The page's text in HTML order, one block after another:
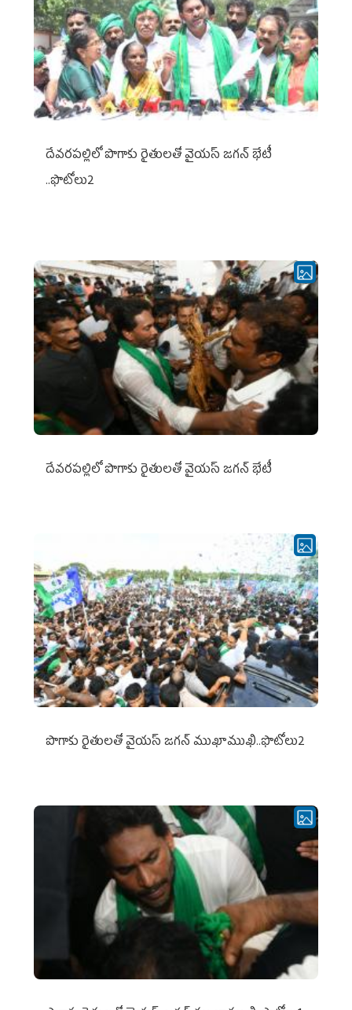
దేవరపల్లిలో పొగాకు రైతులతో వైయస్ జగన్ భేటీ
..ఫొటోలు2
దేవరపల్లిలో పొగాకు రైతులతో వైయస్ జగన్ భేటీ
పొగాకు రైతుల‌తో వైయ‌స్ జ‌గ‌న్ ముఖాముఖి..ఫొటోలు2